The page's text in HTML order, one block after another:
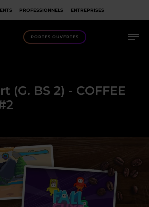
PROFESSIONNELS ENTREPRISES
PORTES OUVERTES
(G. BS 2) - COFFEE